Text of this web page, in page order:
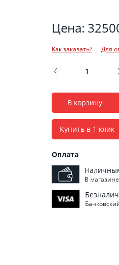
Цена:
Как заказать? Для
В корзину
Купить в 1 клик
Оплата
В магазине